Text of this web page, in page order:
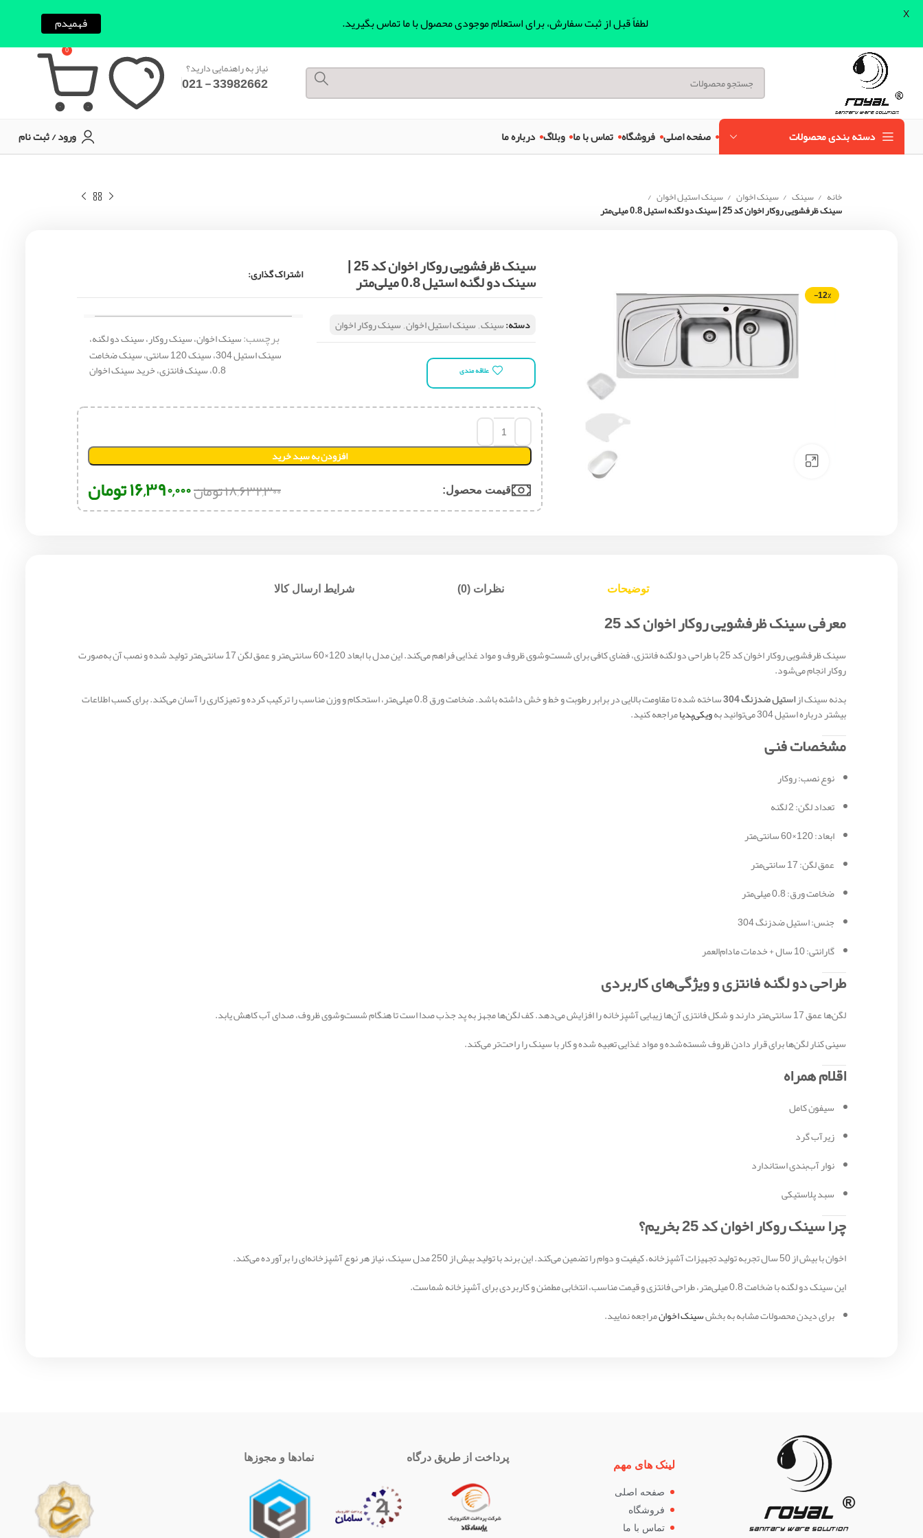
نیاز به راهنمایی دارید؟
33982662 - 021
0
دسته بندی محصولات صفحه اصلی فروشگاه تماس با ما وبلاگ درباره ما ورود / ثبت نام
خانه سینک سینک اخوان سینک استیل اخوان
سینک ظرفشویی روکار اخوان کد 25 | سینک دو لگنه استیل 0.8 میلی‌متر
-12%
سینک ظرفشویی روکار اخوان کد 25 |
سینک دو لگنه استیل 0.8 میلی‌متر اشتراک گذاری:
دسته:سینک,سینک استیل اخوان,سینک روکار اخوان
علاقه مندی
برچسب:سینک اخوان، سینک روکار، سینک دو لگنه،
سینک استیل 304، سینک 120 سانتی، سینک ضخامت
0.8، سینک فانتزی، خرید سینک اخوان
افزودن به سبد خرید
قیمت محصول:​ ۱۸,۶۳۲,۳۰۰تومان۱۶,۳۹۰,۰۰۰تومان
توضیحات نظرات (0) شرایط ارسال کالا
معرفی سینک ظرفشویی روکار اخوان کد 25
سینک ظرفشویی روکار اخوان کد 25 با طراحی دو لگنه فانتزی، فضای کافی برای شست‌وشوی ظروف و مواد غذایی فراهم می‌کند. این مدل با ابعاد 120×60 سانتی‌متر و عمق لگن 17 سانتی‌متر تولید شده و نصب آن به‌صورت
روکار انجام می‌شود.
بدنه سینک ازاستیل ضدزنگ 304 ساخته شده تا مقاومت بالایی در برابر رطوبت و خط و خش داشته باشد. ضخامت ورق 0.8 میلی‌متر، استحکام و وزن مناسب را ترکیب کرده و تمیزکاری را آسان می‌کند. برای کسب اطلاعات
بیشتر درباره استیل 304 می‌توانید به ویکی‌پدیامراجعه کنید.
مشخصات فنی
نوع نصب: روکار
تعداد لگن: 2 لگنه
ابعاد: 120×60 سانتی‌متر
عمق لگن: 17 سانتی‌متر
ضخامت ورق: 0.8 میلی‌متر
جنس: استیل ضدزنگ 304
گارانتی: 10 سال + خدمات مادام‌العمر
طراحی دو لگنه فانتزی و ویژگی‌های کاربردی
لگن‌ها عمق 17 سانتی‌متر دارند و شکل فانتزی آن‌ها زیبایی آشپزخانه را افزایش می‌دهد. کف لگن‌ها مجهز به پد جذب صدا است تا هنگام شست‌وشوی ظروف، صدای آب کاهش یابد.
سینی کنار لگن‌ها برای قرار دادن ظروف شسته‌شده و مواد غذایی تعبیه شده و کار با سینک را راحت‌تر می‌کند.
اقلام همراه
سیفون کامل
زیرآب گرد
نوار آب‌بندی استاندارد
سبد پلاستیکی
چرا سینک روکار اخوان کد 25 بخریم؟
اخوان با بیش از 50 سال تجربه تولید تجهیزات آشپزخانه، کیفیت و دوام را تضمین می‌کند. این برند با تولید بیش از 250 مدل سینک، نیاز هر نوع آشپزخانه‌ای را برآورده می‌کند.
این سینک دو لگنه با ضخامت 0.8 میلی‌متر، طراحی فانتزی و قیمت مناسب، انتخابی مطمئن و کاربردی برای آشپزخانه شماست.
برای دیدن محصولات مشابه به بخشسینک اخوانمراجعه نمایید.
لینک های مهم
صفحه اصلی
فروشگاه
تماس با ما
پرداخت از طریق درگاه نمادها و مجوزها
لطفاً قبل از ثبت سفارش، برای استعلام موجودی محصول با ما تماس بگیرید. فهمیدم X